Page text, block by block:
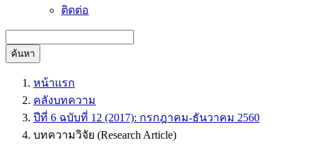
ติดต่อ
ค้นหา
หน้าแรก
คลังบทความ
ปีที่ 6 ฉบับที่ 12 (2017): กรกฎาคม-ธันวาคม 2560
บทความวิจัย (Research Article)